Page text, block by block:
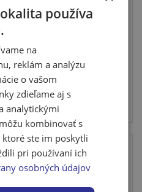
75L, paleta 39 ks
výsevy kvetín, zeleniny,
2 ks
používa
na
reklám a analýzu
o vašom
zdieľame aj s
analytickými
kombinovať s
ste im poskytli
pri používaní ich
osobných údajov